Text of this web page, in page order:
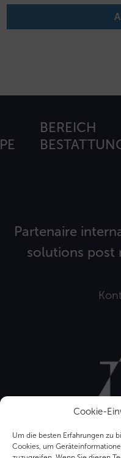
Cookie-
Um die besten Erfahrungen zu
Cookies, um
BEREICH
Partenaire
solutions post